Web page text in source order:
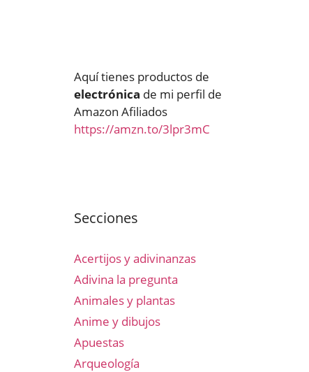
Aquí tienes productos de
electrónica de mi perfil de
Amazon Afiliados
https://amzn.to/3lpr3mC
Secciones
Acertijos y adivinanzas
Adivina la pregunta
Animales y plantas
Anime y dibujos
Apuestas
Arqueología